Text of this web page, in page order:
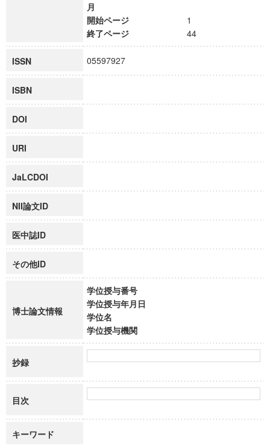
月
開始ページ
1
終了ページ
44
ISSN 05597927
ISBN
DOI
URI
JaLCDOI
NII論文ID
医中誌ID
その他ID
博士論文情報
学位授与番号
学位授与年月日
学位名
学位授与機関
抄録
目次
キーワード